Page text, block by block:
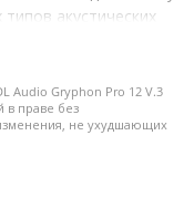
акустических
плотного баса или
2+2 Ом
создавая
Audio Gryphon Pro 12 V.3
в праве без
не ухудшающих